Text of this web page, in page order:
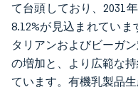
て台頭しており、2031
8.12%が見込まれてい
タリアンおよびビーガ
の増加と、より広範な
ています。有機乳製品